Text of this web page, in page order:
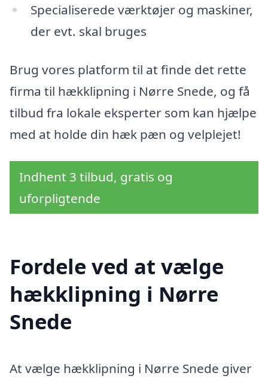
Specialiserede værktøjer og maskiner,
der evt. skal bruges
Brug vores platform til at finde det rette
firma til hækklipning i Nørre Snede, og få
tilbud fra lokale eksperter som kan hjælpe
med at holde din hæk pæn og velplejet!
Indhent 3 tilbud, gratis og
uforpligtende
Fordele ved at vælge
hækklipning i Nørre
Snede
At vælge hækklipning i Nørre Snede giver